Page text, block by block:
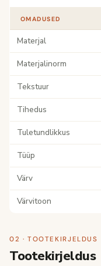
OMADUSED
Materjal
Materjalinorm
Tekstuur
Tihedus
Tuletundlikkus
Tüüp
Värv
Värvitoon
02 · TOOTEKIRJELDUS
Tootekirjeldus